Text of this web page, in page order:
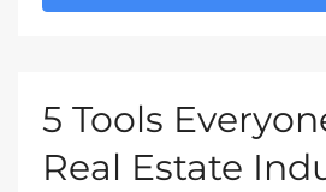
5 Tools
Real Estate